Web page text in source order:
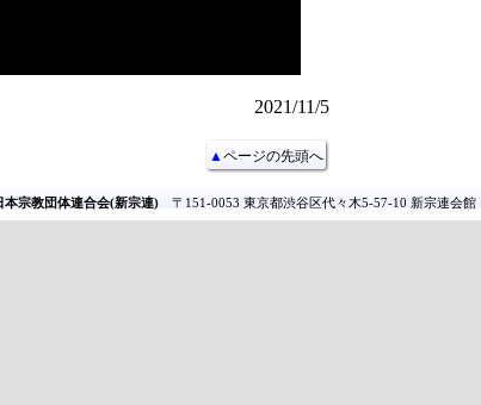
2021/11/5
▲ページの先頭へ
本宗教団体連合会(新宗連)〒151-0053 東京都渋谷区代々木5-57-10 新宗連会館